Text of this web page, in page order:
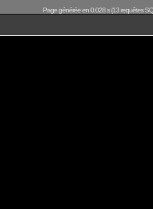
Page générée en 0.028 s (13 requêtes